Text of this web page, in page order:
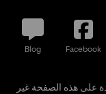
Blog Facebook
على هذه الصفحة غير